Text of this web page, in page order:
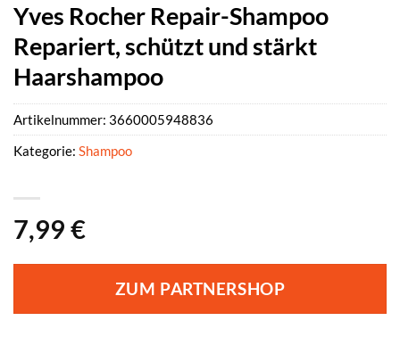
Yves Rocher Repair-Shampoo
Repariert, schützt und stärkt
Haarshampoo
7,99 €
ZUM PARTNERSHOP
Artikelnummer: 3660005948836
Kategorie: Shampoo